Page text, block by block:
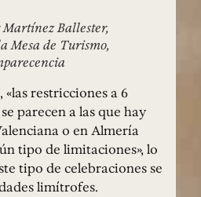
Ballester,
Mesa de Turismo,
«las restricciones a 6
parecen a las que hay
o en Almería
tipo de limitaciones», lo
tipo de celebraciones se
limítrofes.